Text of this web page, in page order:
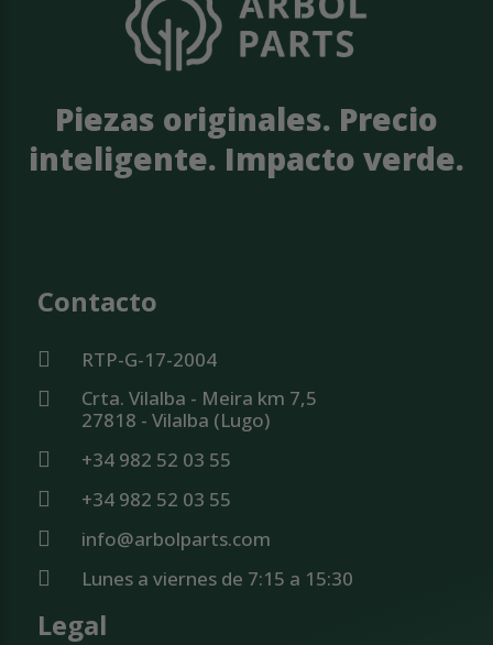
Piezas originales. Precio
inteligente. Impacto verde.
Contacto
RTP-G-17-2004
Crta. Vilalba - Meira km 7,5
27818 - Vilalba (Lugo)
+34 982 52 03 55
+34 982 52 03 55
info@arbolparts.com
Lunes a viernes de 7:15 a 15:30
Legal